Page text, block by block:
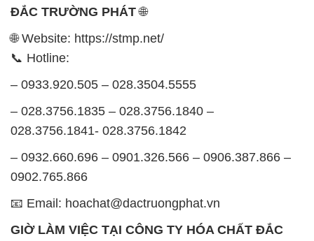
ĐẮC TRƯỜNG PHÁT🌐
🌐 Website: https://stmp.net/
📞 Hotline:
– 0933.920.505 – 028.3504.5555
– 028.3756.1835 – 028.3756.1840 –
028.3756.1841- 028.3756.1842
– 0932.660.696 – 0901.326.566 – 0906.387.866 –
0902.765.866
📧 Email: hoachat@dactruongphat.vn
GIỜ LÀM VIỆC TẠI CÔNG TY HÓA CHẤT ĐẮC